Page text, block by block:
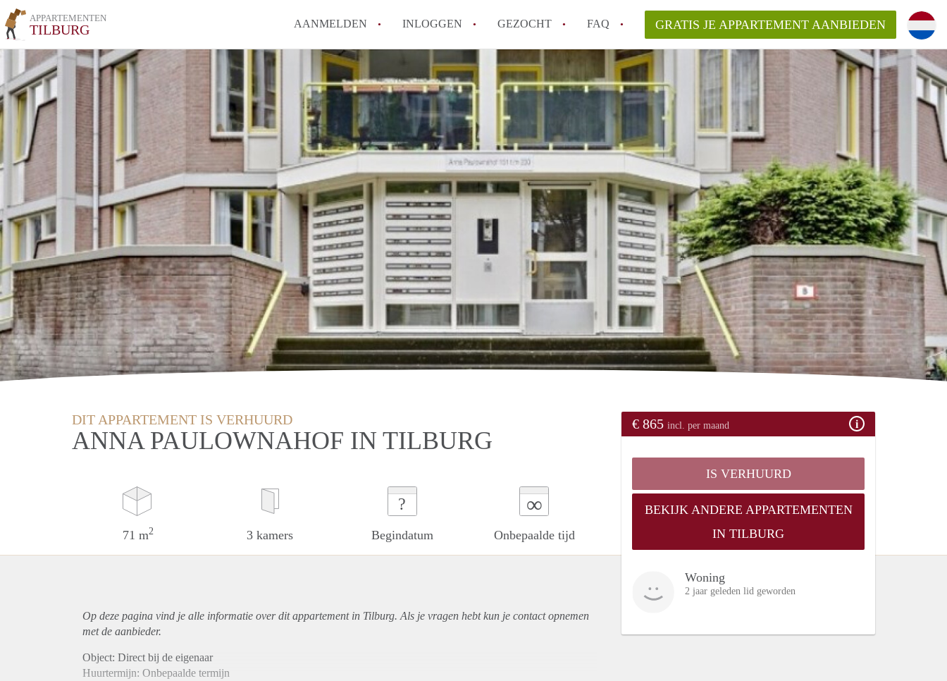
APPARTEMENTEN
TILBURG AANMELDEN INLOGGEN GEZOCHT FAQ
How to translate AppartementenTilburg!
Wat is AppartementenTilburg?
Hoeveel kost het om te reageren op een Appartement in Tilburg?
Wat is de privacyverklaring van AppartementenTilburg?
Berekent AppartementenTilburg
makelaarsvergoeding/bemiddelingsvergoeding?
Alle veelgestelde vragen
GRATIS JE APPARTEMENT AANBIEDEN
DIT APPARTEMENT IS VERHUURD
ANNA PAULOWNAHOF IN TILBURG
71 m2 3 kamers
?
Begindatum
∞
Onbepaalde tijd
€ 865 incl. per maand
IS VERHUURD
BEKIJK ANDERE APPARTEMENTEN
IN TILBURG
Woning
2 jaar geleden lid geworden
Op deze pagina vind je alle informatie over ditappartementin Tilburg. Als je vragen hebt kun je contact opnemen
met de aanbieder.
Object: Direct bij de eigenaar
Huurtermijn: Onbepaalde termijn